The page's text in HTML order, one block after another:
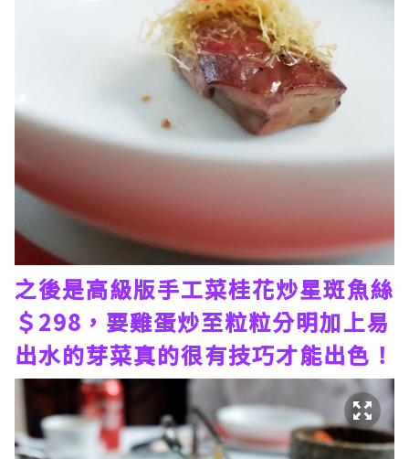
之後是高級版手工菜桂花炒星斑魚絲
＄298，要雞蛋炒至粒粒分明加上易
出水的芽菜真的很有技巧才能出色！